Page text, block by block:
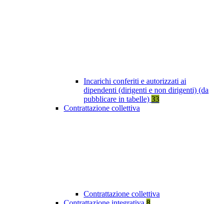
Incarichi conferiti e autorizzati ai
dipendenti (dirigenti e non dirigenti) (da
pubblicare in tabelle) 33
Contrattazione collettiva
Contrattazione collettiva